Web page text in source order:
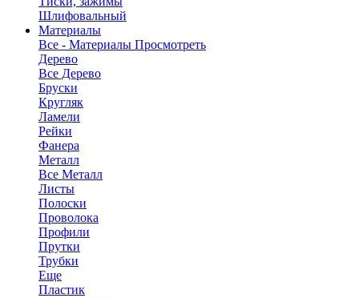
Шлифовальный
Материалы
Все - Материалы Просмотреть
Дерево
Все Дерево
Бруски
Кругляк
Ламели
Рейки
Фанера
Металл
Все Металл
Листы
Полоски
Проволока
Профили
Прутки
Трубки
Еще
Пластик